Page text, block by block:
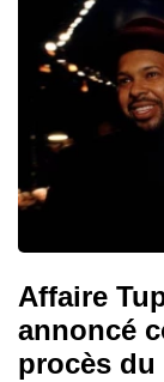
Affaire
annoncé
procès du